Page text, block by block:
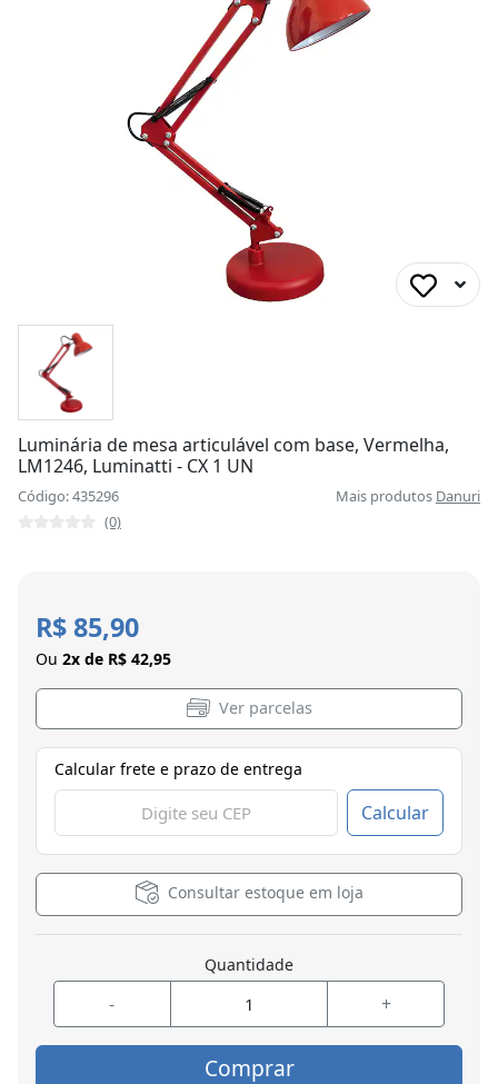
Luminária de mesa articulável com base, Vermelha,
LM1246, Luminatti - CX 1 UN
Código: 435296 Mais produtos Danuri
(0)
R$ 85,90
Ou 2x de R$ 42,95
Ver parcelas
Calcular frete e prazo de entrega
Calcular
Consultar estoque em loja
Quantidade
- +
Comprar